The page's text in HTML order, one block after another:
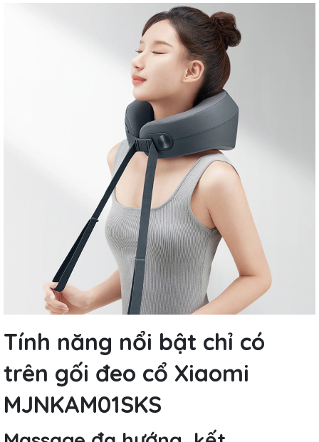
Tính năng nổi bật chỉ có
trên gối đeo cổ Xiaomi
MJNKAM01SKS